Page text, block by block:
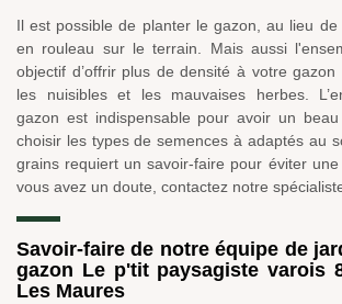
Il est possible de planter le gazon, au lieu
en rouleau sur le terrain. Mais aussi
objectif d’offrir plus de densité à votre gazon
les nuisibles et les mauvaises herbes.
gazon est indispensable pour avoir un
choisir les types de semences à adaptés au
grains requiert un savoir-faire pour éviter
vous avez un doute, contactez notre
Savoir-faire de notre équipe de
gazon Le p'tit paysagiste varois
Les Maures